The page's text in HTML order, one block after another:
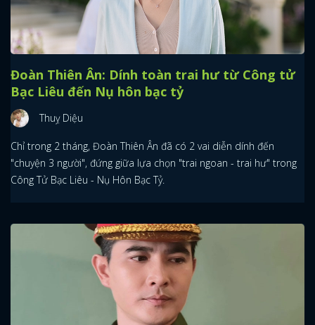
Đoàn Thiên Ân: Dính toàn trai hư từ Công tử
Bạc Liêu đến Nụ hôn bạc tỷ
Thuỵ Diệu
Chỉ trong 2 tháng, Đoàn Thiên Ân đã có 2 vai diễn dính đến
"chuyện 3 người", đứng giữa lựa chọn "trai ngoan - trai hư" trong
Công Tử Bạc Liêu - Nụ Hôn Bạc Tỷ.